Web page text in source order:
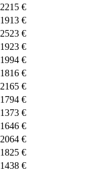
2215 €
1913 €
2523 €
1923 €
1994 €
1816 €
2165 €
1794 €
1373 €
1646 €
2064 €
1825 €
1438 €